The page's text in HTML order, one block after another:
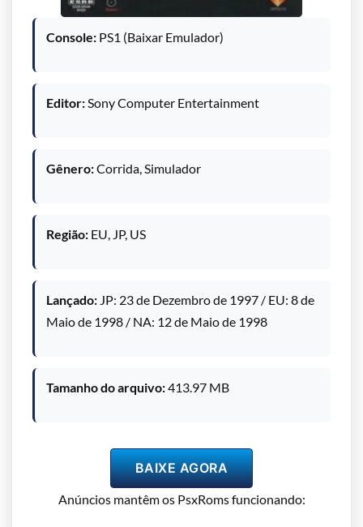
Console: PS1 (Baixar Emulador)
Editor:Sony Computer Entertainment
Gênero:Corrida, Simulador
Região: EU, JP, US
Lançado: JP: 23 de Dezembro de 1997 / EU: 8 de
Maio de 1998 / NA: 12 de Maio de 1998
Tamanho do arquivo:413.97 MB
BAIXE AGORA
Anúncios mantêm os PsxRoms funcionando: